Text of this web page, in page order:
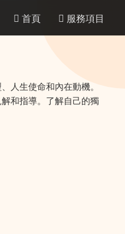
首頁 服務項目
人生使命和內在動機。
和指導。了解自己的獨